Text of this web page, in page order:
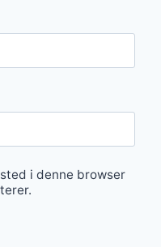
i denne browser